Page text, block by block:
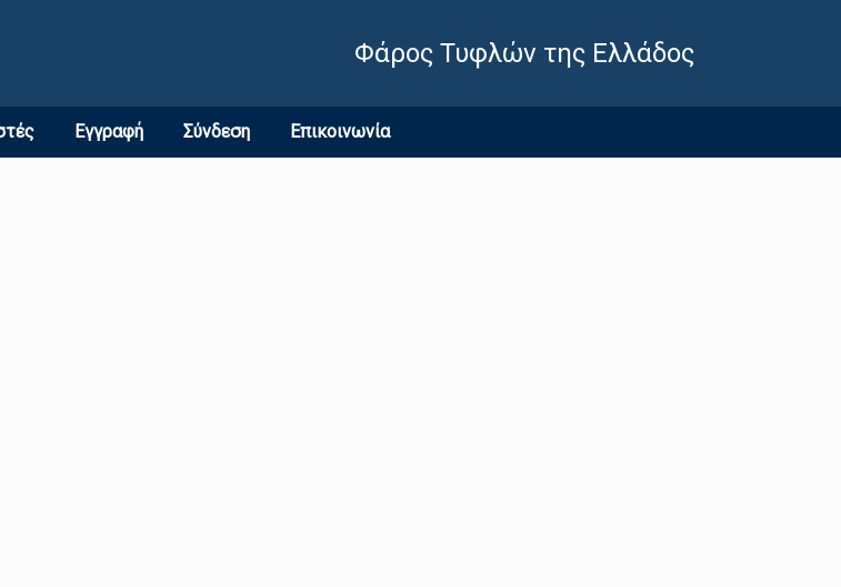
Φάρος Τυφλών της Ελλάδος
Εγγραφή Σύνδεση Επικοινωνία